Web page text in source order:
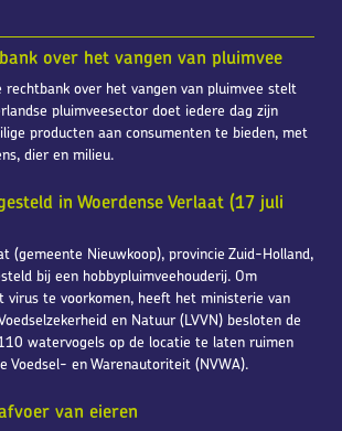
over het vangen van pluimvee
rechtbank over het vangen van pluimvee stelt
pluimveesector doet iedere dag zijn
producten aan consumenten te bieden, met
dier en milieu.
in Woerdense Verlaat (17 juli
(gemeente Nieuwkoop), provincie Zuid-Holland,
bij een hobbypluimveehouderij. Om
virus te voorkomen, heeft het ministerie van
en Natuur (LVVN) besloten de
watervogels op de locatie te laten ruimen
Voedsel- en Warenautoriteit (NVWA).
van eieren